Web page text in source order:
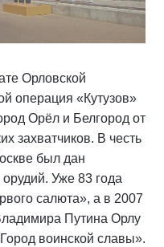
Орловской
операция «Кутузов»
Орёл и Белгород от
захватчиков. В честь
был дан
Уже 83 года
салюта», а в 2007
Путина Орлу
воинской славы».